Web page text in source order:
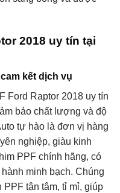
2018 uy tín tại
kết dịch vụ
Ford Raptor 2018 uy tín
bảo chất lượng và độ
tự hào là đơn vị hàng
nghiệp, giàu kinh
PPF chính hãng, có
minh bạch. Chúng
PPF tận tâm, tỉ mỉ, giúp